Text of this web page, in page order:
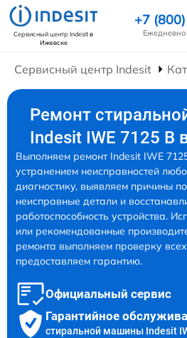
Сервисный центр Indesitв
Ижевске
+7
Сервисный центр Indesit
Ремонт
Indesit IWE 7125 B
Выполняем ремонт Indesit IWE
устранением неисправностей
диагностику, выявляем причины
неисправные детали и
работоспособность устройства.
или рекомендованные
ремонта выполняем проверку
предоставляем гарантию.
Официальный сервис
Гарантийное
стиральной машины Indesit